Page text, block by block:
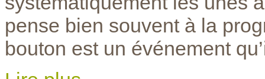
pense bien souvent à la
bouton est un événement